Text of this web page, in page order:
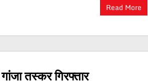
Read More
तस्कर गिरफ्तार